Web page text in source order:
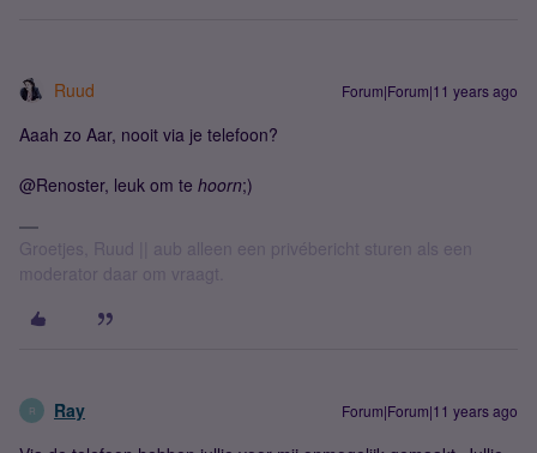
Ruud Forum|Forum|11 years ago
Aaah zo Aar, nooit via je telefoon?
@Renoster, leuk om te hoorn;)
Groetjes, Ruud || aub alleen een privébericht sturen als een
moderator daar om vraagt.
R Ray Forum|Forum|11 years ago